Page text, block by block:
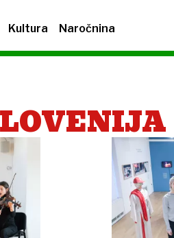
Kultura Naročnina